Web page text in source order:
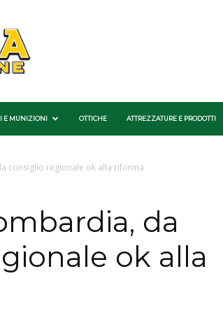
E MUNIZIONI OTTICHE ATTREZZATURE E PRODOTTI
consiglio regionale ok alla riforma
da
ok alla